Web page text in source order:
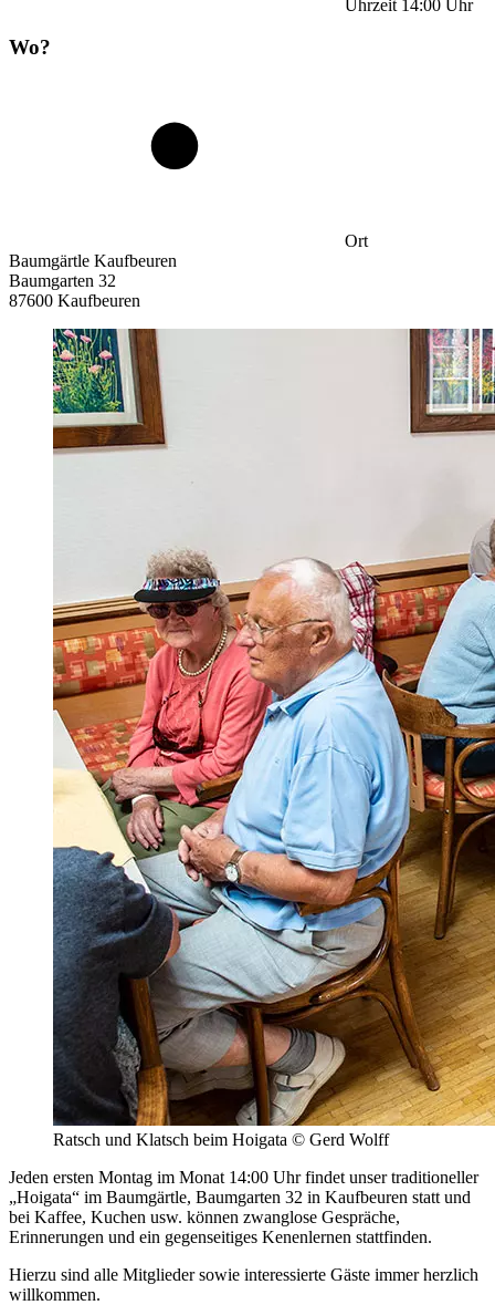
Uhrzeit 14:00 Uhr
Wo?
Ort
Baumgärtle Kaufbeuren
Baumgarten 32
87600 Kaufbeuren
Ratsch und Klatsch beim Hoigata © Gerd Wolff
Jeden ersten Montag im Monat 14:00 Uhr findet unser traditioneller
„Hoigata“ im Baumgärtle, Baumgarten 32 in Kaufbeuren statt und
bei Kaffee, Kuchen usw. können zwanglose Gespräche,
Erinnerungen und ein gegenseitiges Kenenlernen stattfinden.
Hierzu sind alle Mitglieder sowie interessierte Gäste immer herzlich
willkommen.